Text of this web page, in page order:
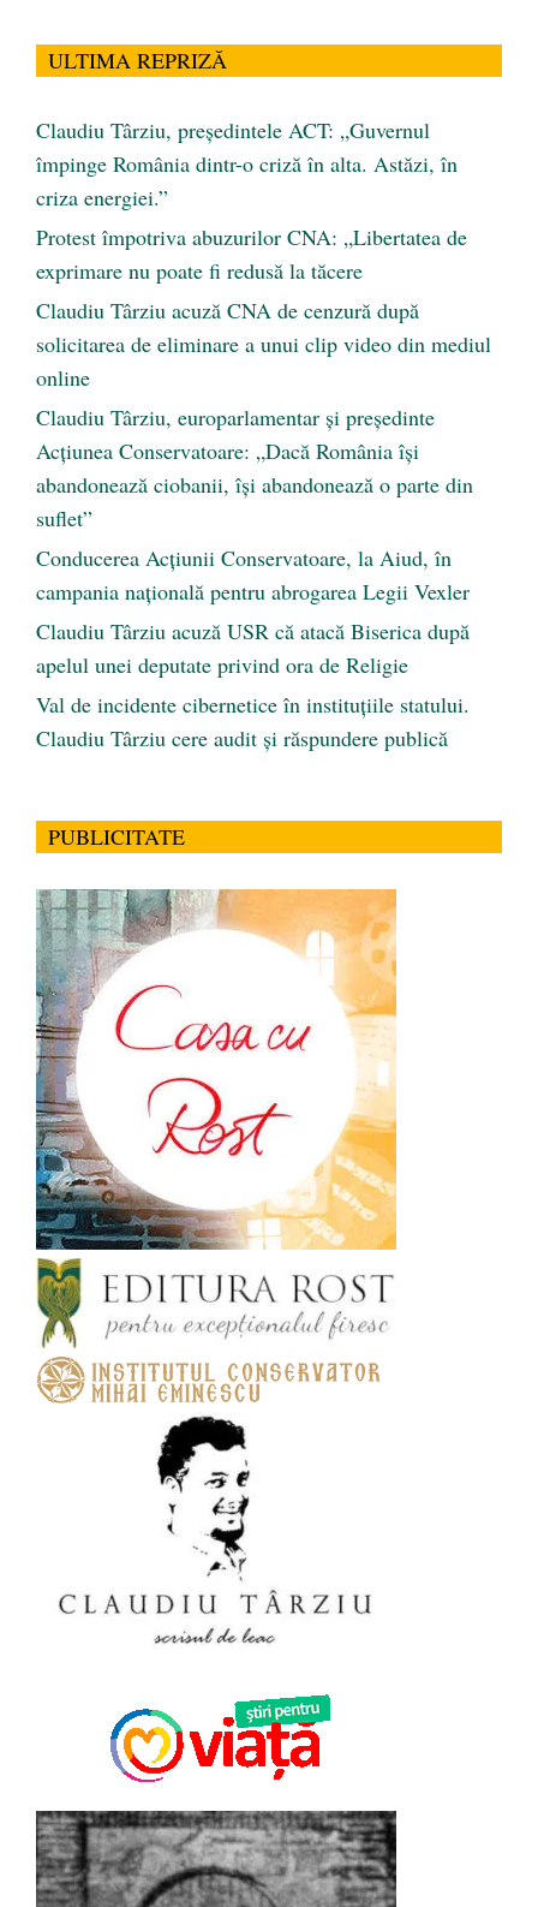
ULTIMA REPRIZĂ
Claudiu Târziu, președintele ACT: „Guvernul
împinge România dintr-o criză în alta. Astăzi, în
criza energiei.”
Protest împotriva abuzurilor CNA: „Libertatea de
exprimare nu poate fi redusă la tăcere
Claudiu Târziu acuză CNA de cenzură după
solicitarea de eliminare a unui clip video din mediul
online
Claudiu Târziu, europarlamentar și președinte
Acțiunea Conservatoare: „Dacă România își
abandonează ciobanii, își abandonează o parte din
suflet”
Conducerea Acțiunii Conservatoare, la Aiud, în
campania națională pentru abrogarea Legii Vexler
Claudiu Târziu acuză USR că atacă Biserica după
apelul unei deputate privind ora de Religie
Val de incidente cibernetice în instituțiile statului.
Claudiu Târziu cere audit și răspundere publică
PUBLICITATE